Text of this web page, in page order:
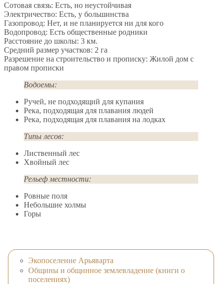
Сотовая связь: Есть, но неустойчивая
Электричество: Есть, у большинства
Газопровод: Нет, и не планируется ни для кого
Водопровод: Есть общественные родники
Расстояние до школы: 3 км.
Средний размер участков: 2 га
Разрешение на строительство и прописку: Жилой дом с
правом прописки
Водоемы:
Ручей, не подходящий для купания
Река, подходящая для плавания людей
Река, подходящая для плавания на лодках
Типы лесов:
Лиственный лес
Хвойный лес
Рельеф местности:
Ровные поля
Небольшие холмы
Горы
Экопоселение Арьяварта
Общины и общинное землевладение (книги о
поселениях)